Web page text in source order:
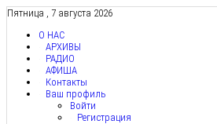
Пятница , 7 августа 2026
О НАС
АРХИВЫ
РАДИО
АФИША
Контакты
Ваш профиль
Войти
Регистрация